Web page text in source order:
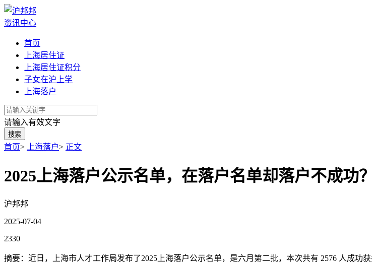
资讯中心
首页
上海居住证
上海居住证积分
子女在沪上学
上海落户
请输入有效文字
搜索
首页> 上海落户> 正文
2025上海落户公示名单，在落户名单却落户不成功？
沪邦邦
2025-07-04
2330
摘要：近日，上海市人才工作局发布了2025上海落户公示名单，是六月第二批，本次共有 2576 人成功